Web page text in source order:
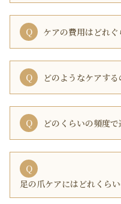
Q ケアの費用はどれぐ
Q どのようなケアする
Q どのくらいの頻度
Q
足の爪ケアにはどれくら